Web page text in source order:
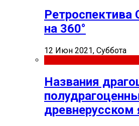
на 360°
12 Июн 2021, Суббота
Названия
древнерусском